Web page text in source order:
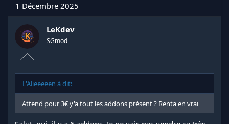
1 Décembre 2025
LeKdev
SGmod
L'Alieeeeen à dit:
Attend pour 3€ y'a tout les addons présent ? Renta en vrai